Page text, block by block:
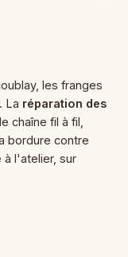
les franges
La réparation des
chaîne fil à fil,
bordure contre
à l'atelier, sur